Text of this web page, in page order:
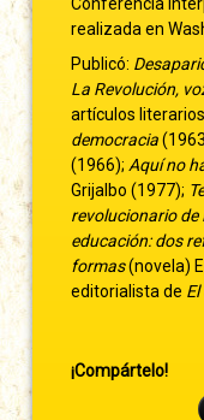
realizada en
Publicó:
La Revolución,
artículos
democracia
(1966); Aquí no
Grijalbo (1977);
revolucionario
educación: dos
formas(novela)
editorialista de
¡Compártelo!